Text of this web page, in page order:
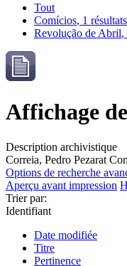
Tout
Comícios, 1 résultats
Revolução de Abril,
Affichage
Description archivistique
Correia, Pedro Pezarat
Options de recherche
Aperçu avant impression
Trier par:
Identifiant
Date modifiée
Titre
Pertinence